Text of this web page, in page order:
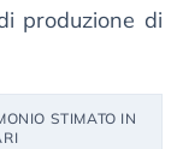
produzione di
STIMATO IN